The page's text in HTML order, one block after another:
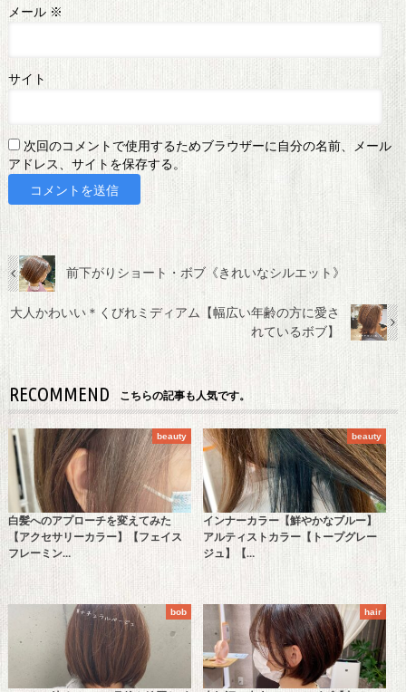
メール ※
サイト
次回のコメントで使用するためブラウザーに自分の名前、メール
アドレス、サイトを保存する。
前下がりショート・ボブ《きれいなシルエット》
大人かわいい＊くびれミディアム【幅広い年齢の方に愛さ
れているボブ】
RECOMMEND こちらの記事も人気です。
beauty
白髪へのアプローチを変えてみた
【アクセサリーカラー】【フェイス
フレーミン…
beauty
インナーカラー【鮮やかなブルー】
アルティストカラー【トープグレー
ジュ】【…
bob hair